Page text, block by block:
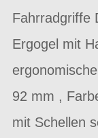
Fahrradgriffe
Ergogel mit
92 mm ,
mit Schellen